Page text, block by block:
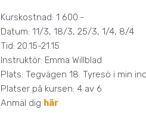
Kurskostnad: 1 600:-
Datum: 11/3, 18/3, 25/3, 1/4, 8/4
Tid: 20.15-21.15
Instruktör: Emma Willblad
Plats: Tegvägen 18. Tyresö i min
Platser på kursen: 4 av 6
Anmäl dig här